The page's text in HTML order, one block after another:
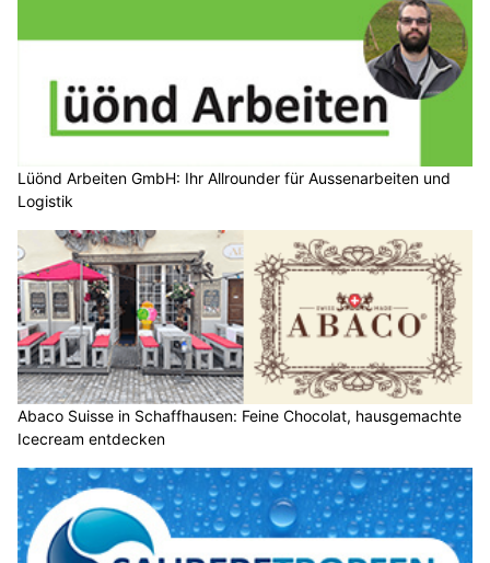
Lüönd Arbeiten GmbH: Ihr Allrounder für Aussenarbeiten und
Logistik
Abaco Suisse in Schaffhausen: Feine Chocolat, hausgemachte
Icecream entdecken